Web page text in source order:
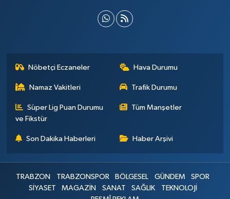
Nöbetçi Eczaneler Hava Durumu
Namaz Vakitleri Trafik Durumu
Süper Lig Puan Durumu
ve Fikstür
Tüm Manşetler
Son Dakika Haberleri Haber Arşivi
TRABZON TRABZONSPOR BÖLGESEL GÜNDEM
SPOR
SİYASET
MAGAZİN SANAT SAĞLIK
TEKNOLOJİ